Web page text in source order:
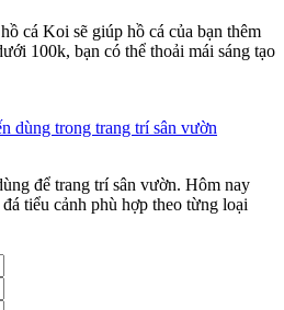
cá Koi sẽ giúp hồ cá của bạn thêm
100k, bạn có thể thoải mái sáng tạo
dùng trong trang trí sân vườn
để trang trí sân vườn. Hôm nay
tiểu cảnh phù hợp theo từng loại